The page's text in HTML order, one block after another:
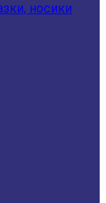
носики